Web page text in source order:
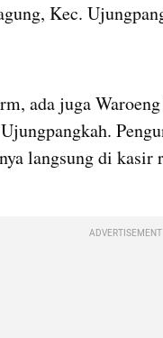
Kec.
ada juga
langsung di
ADVERTISEMENT